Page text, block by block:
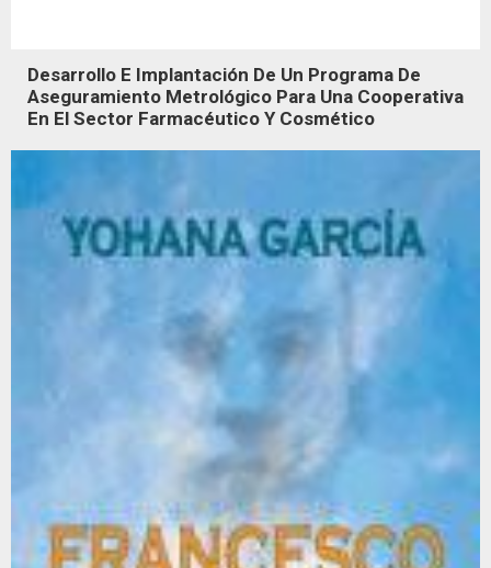
Desarrollo E Implantación De Un Programa De
Aseguramiento Metrológico Para Una Cooperativa
En El Sector Farmacéutico Y Cosmético